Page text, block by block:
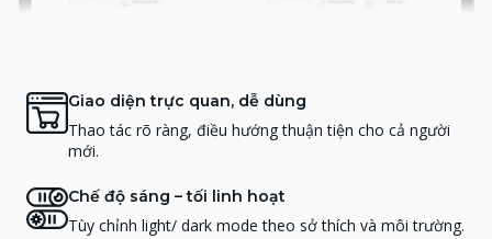
Giao diện trực quan, dễ dùng
Thao tác rõ ràng, điều hướng thuận tiện cho cả người
mới.
Chế độ sáng – tối linh hoạt
Tùy chỉnh light/ dark mode theo sở thích và môi trường.